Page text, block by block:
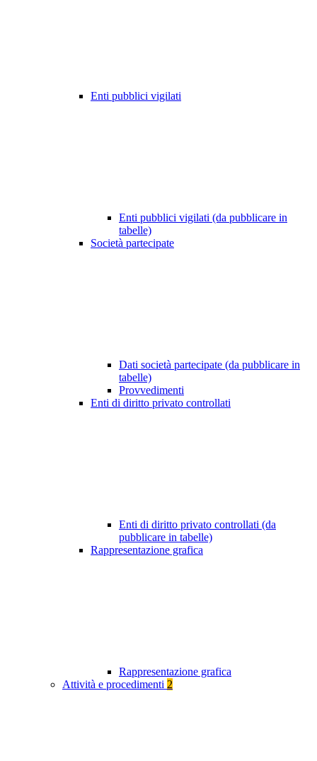
Enti pubblici vigilati
Enti pubblici vigilati (da pubblicare in
tabelle)
Società partecipate
Dati società partecipate (da pubblicare in
tabelle)
Provvedimenti
Enti di diritto privato controllati
Enti di diritto privato controllati (da
pubblicare in tabelle)
Rappresentazione grafica
Rappresentazione grafica
Attività e procedimenti 2